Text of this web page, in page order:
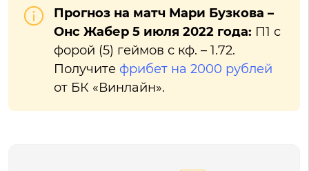
Прогноз на матч Мари Бузкова –
Онс Жабер 5 июля 2022 года: П1 с
форой (5) геймов с кф. – 1.72.
Получите фрибет на 2000 рублей
от БК «Винлайн».